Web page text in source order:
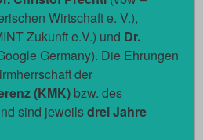
Wirtschaft e. V.),
Zukunft e.V.) und Dr.
Germany). Die Ehrungen
der
(KMK) bzw. des
sind jeweilsdrei Jahre